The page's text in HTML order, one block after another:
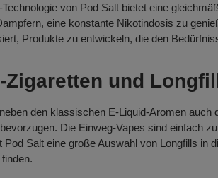
von Pod Salt bietet eine
eine konstante Nikotindosis zu
Produkte zu entwickeln, die den
Zigaretten und
den klassischen E-Liquid-Aromen auch
Die Einweg-Vapes sind einfach
Pod Salt eine große Auswahl von Longfills